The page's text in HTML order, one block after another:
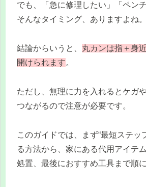
でも、「急に修理したい」「ペン
そんなタイミング、ありますよね。
結論からいうと、 丸カンは指＋身
開けられます。
ただし、無理に力を入れるとケガ
つながるので注意が必要です。
このガイドでは、まず“最短ステッ
る方法から、家にある代用アイテ
処置、最後におすすめ工具まで順